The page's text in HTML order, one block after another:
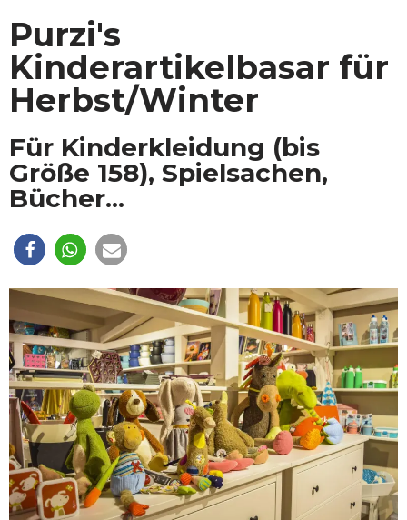
Purzi's
Kinderartikelbasar für
Herbst/Winter
Für Kinderkleidung (bis
Größe 158), Spielsachen,
Bücher...